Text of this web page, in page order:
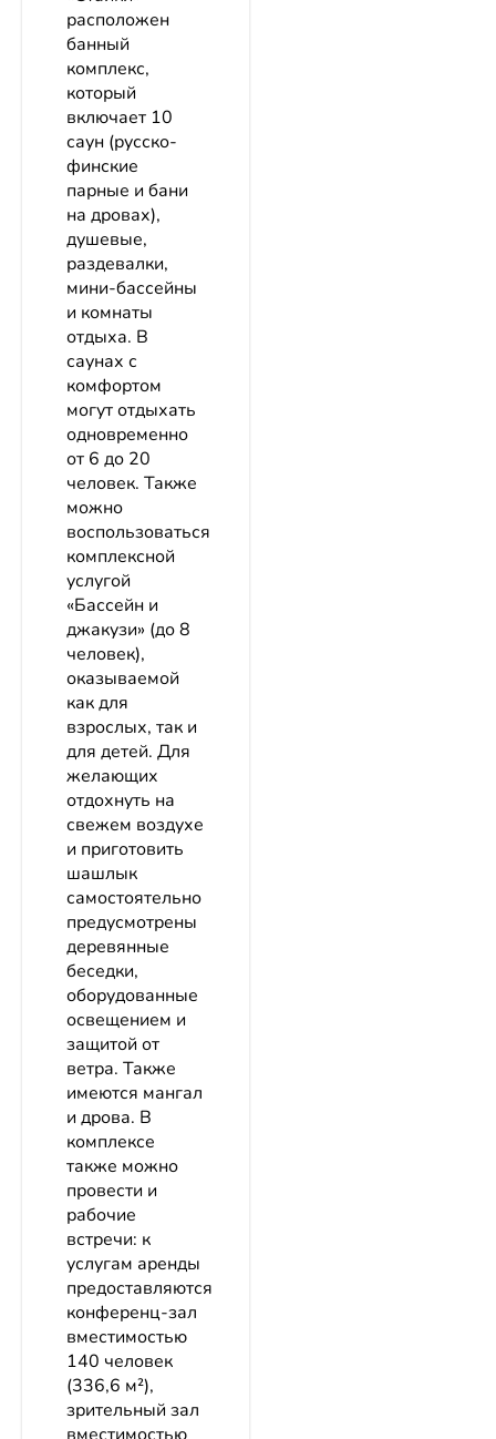
расположен
банный
комплекс,
который
включает 10
саун (русско-
финские
парные и бани
на дровах),
душевые,
раздевалки,
мини-бассейны
и комнаты
отдыха. В
саунах с
комфортом
могут отдыхать
одновременно
от 6 до 20
человек. Также
можно
воспользоваться
комплексной
услугой
«Бассейн и
джакузи» (до 8
человек),
оказываемой
как для
взрослых, так и
для детей. Для
желающих
отдохнуть на
свежем воздухе
и приготовить
шашлык
самостоятельно
предусмотрены
деревянные
беседки,
оборудованные
освещением и
защитой от
ветра. Также
имеются мангал
и дрова. В
комплексе
также можно
провести и
рабочие
встречи: к
услугам аренды
предоставляются
конференц-зал
вместимостью
140 человек
(336,6 м²),
зрительный зал